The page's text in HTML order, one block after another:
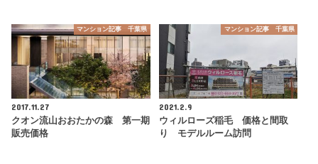
マンション記事 千葉県
2017.11.27
クオン流山おおたかの森 第一期
販売価格
マンション記事 千葉県
2021.2.9
ウィルローズ稲毛 価格と間取
り モデルルーム訪問